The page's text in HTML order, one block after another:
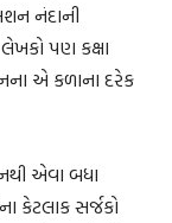
નંદાની
પણ કક્ષા
એ કળાના દરેક
એવા બધા
કેટલાક સર્જકો